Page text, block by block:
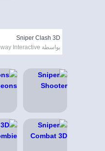
Sniper Clash 3D
بواسطة Freeway Interactive